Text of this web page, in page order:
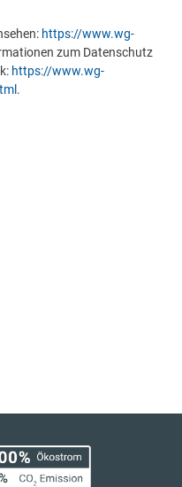
https://www.wg-
zum Datenschutz
https://www.wg-
.